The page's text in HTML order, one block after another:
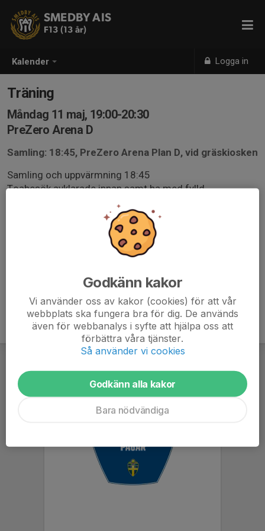
Kalender Logga in
SMEDBY AIS
F13 (13 år)
Träning
Måndag 11 maj, 19:00-20:30
PreZero Arena D
Samling: 18:45, PreZero Arena Plan D, vid gräskiosken
Samling och uppvärmning 18:45
Toabesök avklarade innan samt ha med fylld
Godkänn kakor
Vi använder oss av kakor (cookies) för att vår
webbplats ska fungera bra för dig. De används
även för webbanalys i syfte att hjälpa oss att
förbättra våra tjänster.
Så använder vi cookies
Godkänn alla kakor
Bara nödvändiga